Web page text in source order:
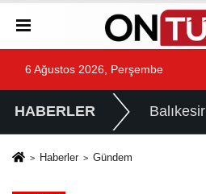
6 Ağustos 2026, Perşembe
HABERLER Balıkesir
Haberler Gündem